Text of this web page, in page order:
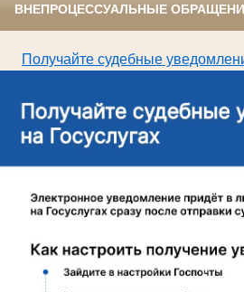
ВНЕПРОЦЕССУАЛЬНЫЕ
Получайте судебные